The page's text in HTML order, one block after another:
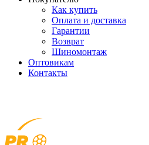
Как купить
Оплата и доставка
Гарантии
Возврат
Шиномонтаж
Оптовикам
Контакты